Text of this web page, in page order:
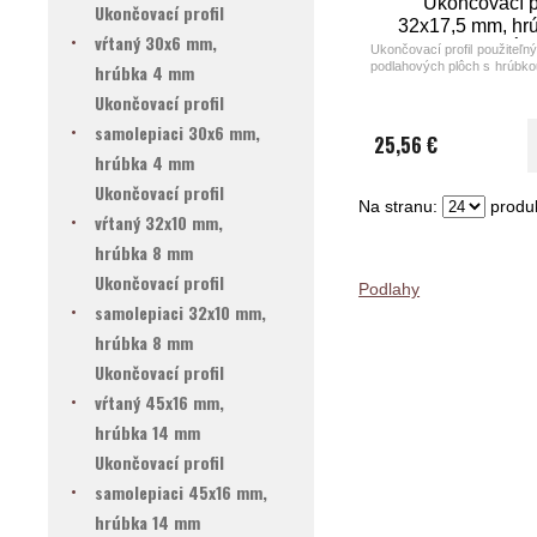
Ukončovací profil
vŕtaný 30x6 mm,
hrúbka 4 mm
Ukončovací profil
samolepiaci 30x6 mm,
hrúbka 4 mm
Ukončovací profil
vŕtaný 32x10 mm,
hrúbka 8 mm
Ukončovací profil
samolepiaci 32x10 mm,
hrúbka 8 mm
Ukončovací profil
vŕtaný 45x16 mm,
hrúbka 14 mm
Ukončovací profil
samolepiaci 45x16 mm,
hrúbka 14 mm
32x17,5 mm,
- 15,2 mm,
cm
Ukončovací profil
podlahových plôch s
Farba: elox bronzový matný
25,56 €
Na stranu:
Podlahy